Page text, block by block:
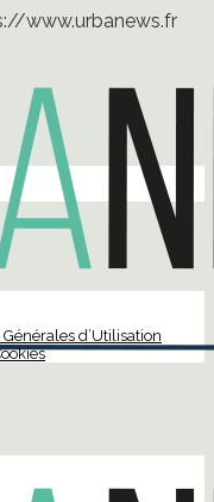
www.urbanews.fr
d’Utilisation